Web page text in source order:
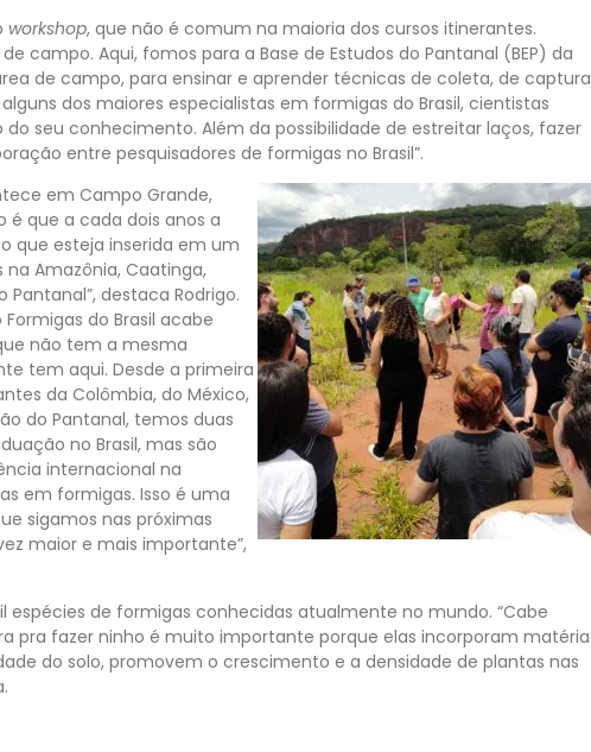
workshop, que não é comum na maioria dos cursos itinerantes.
campo. Aqui, fomos para a Base de Estudos do Pantanal (BEP) da
de campo, para ensinar e aprender técnicas de coleta, de captura
dos maiores especialistas em formigas do Brasil, cientistas
seu conhecimento. Além da possibilidade de estreitar laços, fazer
entre pesquisadores de formigas no Brasil”.
em Campo Grande,
é que a cada dois anos a
que esteja inserida em um
Amazônia, Caatinga,
destaca Rodrigo.
do Brasil acabe
não tem a mesma
tem aqui. Desde a primeira
da Colômbia, do México,
do Pantanal, temos duas
no Brasil, mas são
internacional na
em formigas. Isso é uma
sigamos nas próximas
maior e mais importante”,
espécies de formigas conhecidas atualmente no mundo. “Cabe
pra fazer ninho é muito importante porque elas incorporam matéria
do solo, promovem o crescimento e a densidade de plantas nas